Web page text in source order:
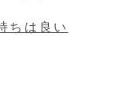
ちは良い